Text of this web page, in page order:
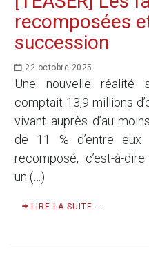
recomposées
succession
22 octobre 2025
Une nouvelle réalité
comptait 13,9 millions
vivant auprès d’au
de 11 % d’entre eux
recomposé, c’est-à-
un (…)
LIRE LA SUITE ...